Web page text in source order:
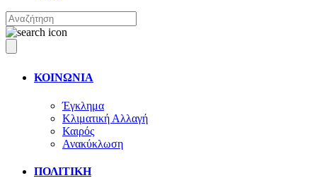
ΚΟΙΝΩΝΙΑ
Έγκλημα
Κλιματική Αλλαγή
Καιρός
Ανακύκλωση
ΠΟΛΙΤΙΚΗ